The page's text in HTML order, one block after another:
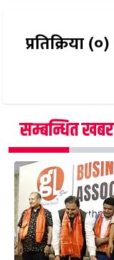
प्रतिक्रिया (०)
सम्बन्धित खबर